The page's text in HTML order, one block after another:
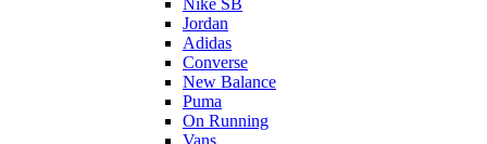
Jordan
Adidas
Converse
New Balance
Puma
On Running
Vans